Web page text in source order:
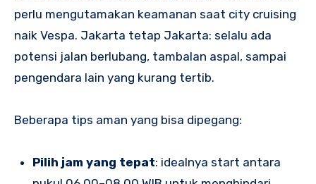
perlu mengutamakan keamanan saat city cruising
naik Vespa. Jakarta tetap Jakarta: selalu ada
potensi jalan berlubang, tambalan aspal, sampai
pengendara lain yang kurang tertib.
Beberapa tips aman yang bisa dipegang:
Pilih jam yang tepat: idealnya start antara